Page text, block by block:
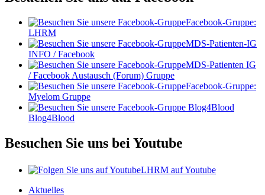
Facebook-Gruppe:
LHRM
MDS-Patienten-IG
INFO / Facebook
MDS-Patienten IG
/ Facebook Austausch (Forum) Gruppe
Facebook-Gruppe:
Myelom Gruppe
Blog4Blood
Besuchen Sie uns bei Youtube
LHRM auf Youtube
Aktuelles